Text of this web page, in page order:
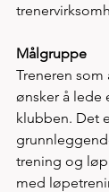
Målgruppe
Treneren
ønsker å lede
klubben. Det
trening og
med